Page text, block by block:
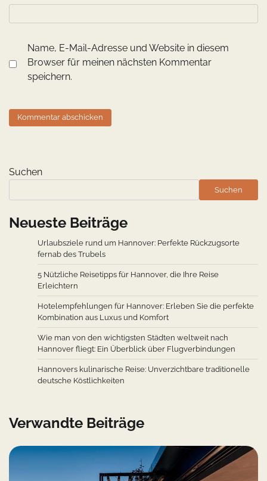
Name, E-Mail-Adresse und Website in diesem
Browser für meinen nächsten Kommentar
speichern.
Suchen
Suchen
Neueste Beiträge
Urlaubsziele rund um Hannover: Perfekte Rückzugsorte
fernab des Trubels
5 Nützliche Reisetipps für Hannover, die Ihre Reise
Erleichtern
Hotelempfehlungen für Hannover: Erleben Sie die perfekte
Kombination aus Luxus und Komfort
Wie man von den wichtigsten Städten weltweit nach
Hannover fliegt: Ein Überblick über Flugverbindungen
Hannovers kulinarische Reise: Unverzichtbare traditionelle
deutsche Köstlichkeiten
Verwandte Beiträge